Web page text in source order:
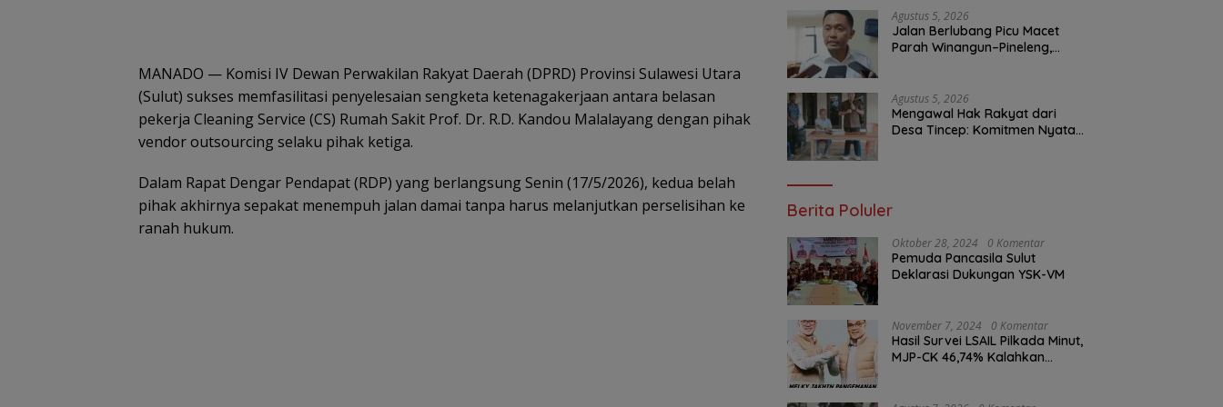
MANADO — Komisi IV Dewan Perwakilan Rakyat Daerah (DPRD) Provinsi Sulawesi Utara
(Sulut) sukses memfasilitasi penyelesaian sengketa ketenagakerjaan antara belasan
pekerja Cleaning Service (CS) Rumah Sakit Prof. Dr. R.D. Kandou Malalayang dengan pihak
vendor outsourcing selaku pihak ketiga.
Dalam Rapat Dengar Pendapat (RDP) yang berlangsung Senin (17/5/2026), kedua belah
pihak akhirnya sepakat menempuh jalan damai tanpa harus melanjutkan perselisihan ke
ranah hukum.
Layanan Publik
Agustus 5, 2026
Jalan Berlubang Picu Macet
Parah Winangun–Pineleng,
Malam Ini
Agustus 5, 2026
Mengawal Hak Rakyat dari
Desa Tincep: Komitmen Nyata
Berita Poluler
Oktober 28, 2024 0 Komentar
Pemuda Pancasila Sulut
Deklarasi Dukungan YSK-VM
November 7, 2024 0 Komentar
Hasil Survei LSAIL Pilkada Minut,
MJP-CK 46,74% Kalahkan